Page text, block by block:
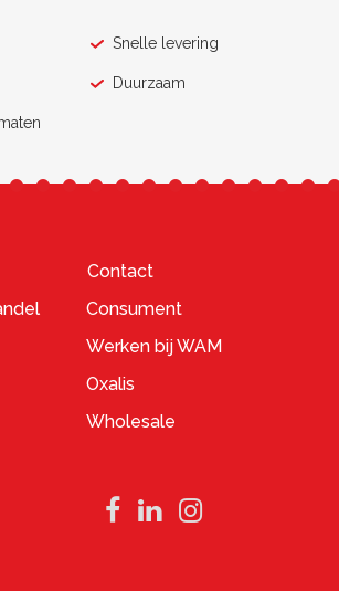
Snelle levering
Duurzaam
Contact
Consument
Werken bij WAM
Oxalis
Wholesale